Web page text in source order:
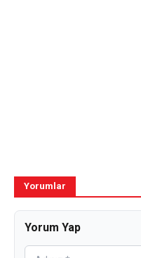
Yorumlar
Yorum Yap